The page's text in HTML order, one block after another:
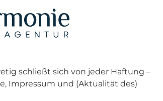
schließt sich von jeder Haftung –
Impressum und (Aktualität des)